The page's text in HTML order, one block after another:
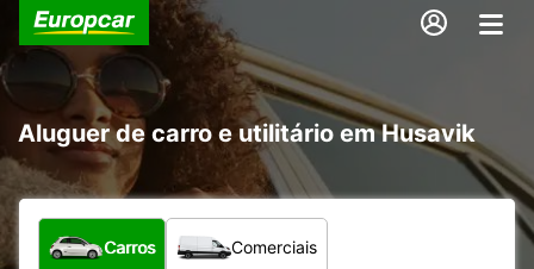
Aluguer de carro e utilitário em Husavik
Que tipo de veículo pretende?
Carros Comerciais